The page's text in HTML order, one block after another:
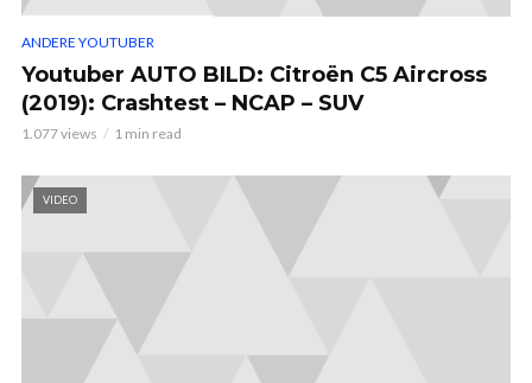
ANDERE YOUTUBER
Youtuber AUTO BILD: Citroën C5 Aircross
(2019): Crashtest – NCAP – SUV
1.077 views 1 min read
VIDEO